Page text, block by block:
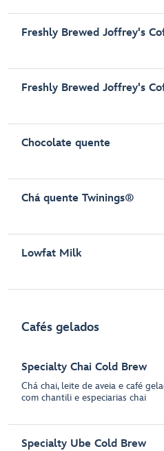
Freshly Brewed Joffrey's
Freshly Brewed Joffrey's
Chocolate quente
Chá quente Twinings®
Lowfat Milk
Cafés gelados
Specialty Chai Cold Brew
Chá chai, leite de aveia e café
com chantili e especiarias chai
Specialty Ube Cold Brew